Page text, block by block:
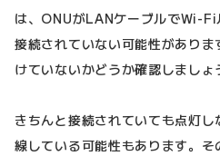
は、ONUがLANケーブルでWi-Fi
接続されていない可能性があり
けていないかどうか確認しましょ
きちんと接続されていても点灯
線している可能性もあります。